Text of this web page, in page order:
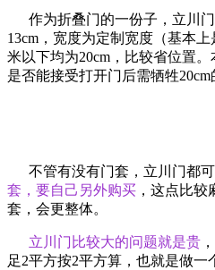
作为折叠门的一份子，立川门
13cm，宽度为定制宽度（基本上
米以下均为20cm，比较省位置
是否能接受打开门后需牺牲
不管有没有门套，立川门都可
套，要自己另外购买 ，这点比
套，会更整体。
立川门比较大的问题就是贵
足2平方按2平方算，也就是做一